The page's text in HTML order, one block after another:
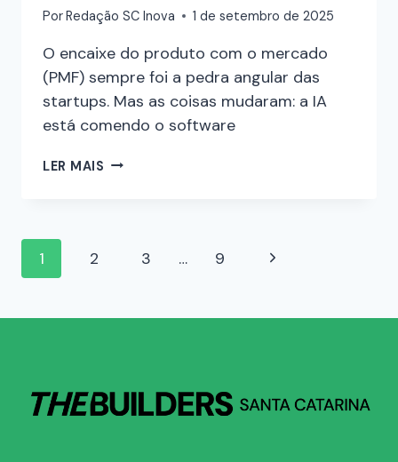
PorRedação SC Inova 1 de setembro de 2025
O encaixe do produto com o mercado
(PMF) sempre foi a pedra angular das
startups. Mas as coisas mudaram: a IA
está comendo o software
LER MAIS
1 2 3 … 9